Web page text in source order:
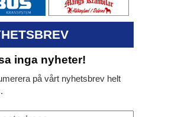
inga nyheter!
på vårt nyhetsbrev helt